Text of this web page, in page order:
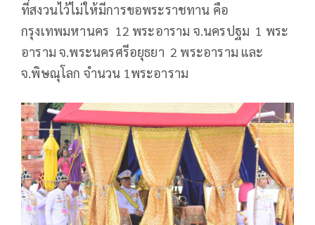
ที่สงวนไว้ไม่ให้มีการขอพระราชทาน คือ
กรุงเทพมหานคร 12 พระอาราม จ.นครปฐม 1 พระ
อาราม จ.พระนครศรีอยุธยา 2 พระอาราม และ
จ.พิษณุโลก จำนวน 1พระอาราม